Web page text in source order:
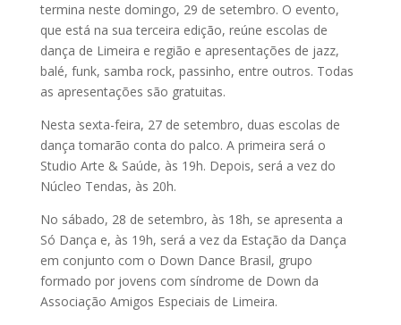
termina neste domingo, 29 de setembro. O evento,
que está na sua terceira edição, reúne escolas de
dança de Limeira e região e apresentações de jazz,
balé, funk, samba rock, passinho, entre outros. Todas
as apresentações são gratuitas.
Nesta sexta-feira, 27 de setembro, duas escolas de
dança tomarão conta do palco. A primeira será o
Studio Arte & Saúde, às 19h. Depois, será a vez do
Núcleo Tendas, às 20h.
No sábado, 28 de setembro, às 18h, se apresenta a
Só Dança e, às 19h, será a vez da Estação da Dança
em conjunto com o Down Dance Brasil, grupo
formado por jovens com síndrome de Down da
Associação Amigos Especiais de Limeira.